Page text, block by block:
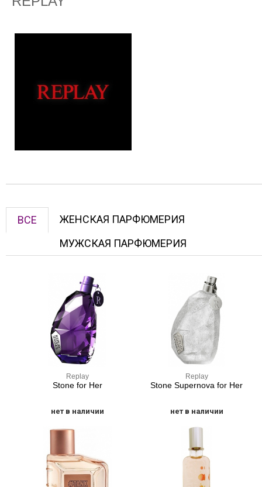
ВСЕ
ЖЕНСКАЯ ПАРФЮМЕРИЯ
МУЖСКАЯ ПАРФЮМЕРИЯ
Replay
Stone for Her
нет в наличии
Replay
Stone Supernova for Her
нет в наличии